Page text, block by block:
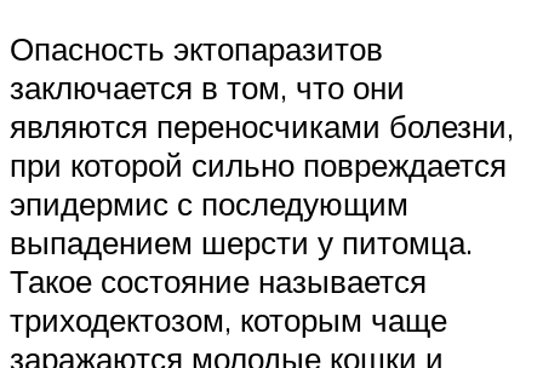
Опасность эктопаразитов
заключается в том, что они
являются переносчиками болезни,
при которой сильно повреждается
эпидермис с последующим
выпадением шерсти у питомца.
Такое состояние называется
триходектозом, которым чаще
заражаются молодые кошки и